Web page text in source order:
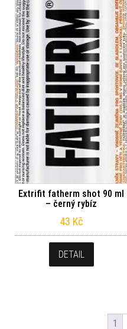
Extrifit fatherm shot 90 ml
– černý rybíz
43 Kč
DETAIL
1